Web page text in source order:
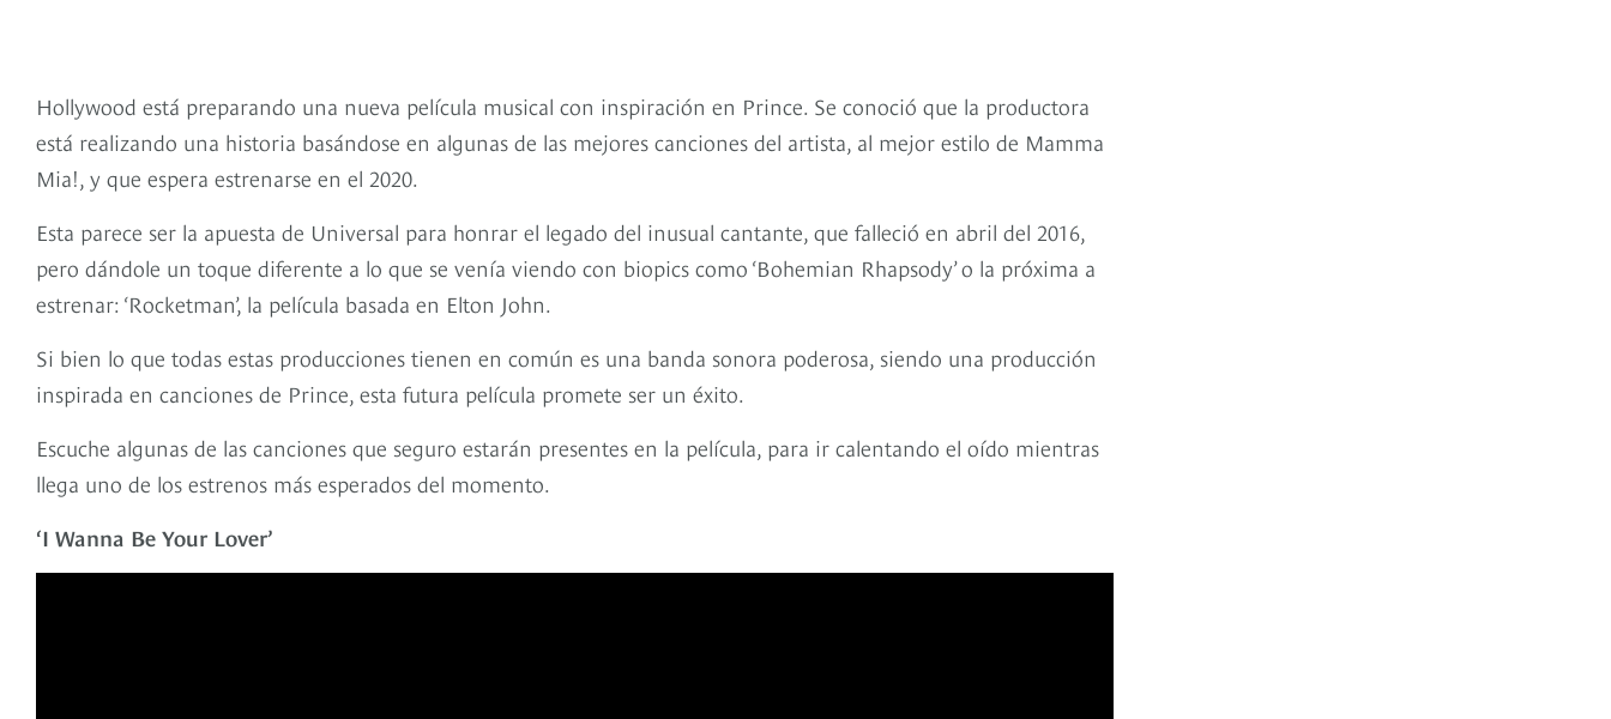
Hollywood está preparando una nueva película musical con inspiración en Prince. Se conoció que la productora
está realizando una historia basándose en algunas de las mejores canciones del artista, al mejor estilo de Mamma
Mia!, y que espera estrenarse en el 2020.
Esta parece ser la apuesta de Universal para honrar el legado del inusual cantante, que falleció en abril del 2016,
pero dándole un toque diferente a lo que se venía viendo con biopics como ‘Bohemian Rhapsody’ o la próxima a
estrenar: ‘Rocketman’, la película basada en Elton John.
Si bien lo que todas estas producciones tienen en común es una banda sonora poderosa, siendo una producción
inspirada en canciones de Prince, esta futura película promete ser un éxito.
Escuche algunas de las canciones que seguro estarán presentes en la película, para ir calentando el oído mientras
llega uno de los estrenos más esperados del momento.
‘I Wanna Be Your Lover’